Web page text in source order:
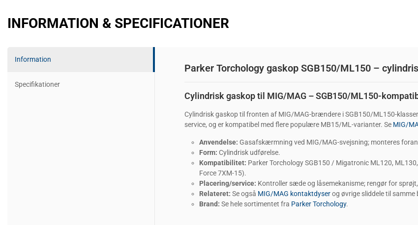
INFORMATION & SPECIFICATIONER
Information
Specifikationer
Parker Torchology gaskop SGB150/ML150 –
Cylindrisk gaskop til MIG/MAG – SGB150/ML150-
Cylindrisk gaskop til fronten af MIG/MAG-brændere i SGB150/ML150-
service, og er kompatibel med flere populære MB15/ML-varianter. Se MIG/
Anvendelse: Gasafskærmning ved MIG/MAG-svejsning; monteres
Form: Cylindrisk udførelse.
Kompatibilitet: Parker Torchology SGB150 / Migatronic ML120,
Force 7XM-15).
Placering/service: Kontroller sæde og låsemekanisme; rengør for
Relateret: Se også MIG/MAG kontaktdyserog øvrige sliddele til samme
Brand: Se hele sortimentet fra Parker Torchology.